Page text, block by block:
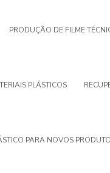
PRODUÇÃO DE FILME
PLÁSTICOS
PARA NOVOS